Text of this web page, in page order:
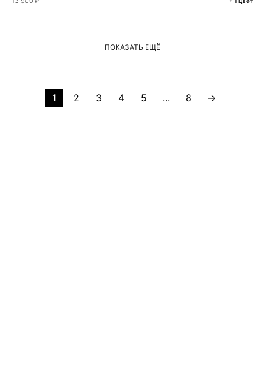
ПОКАЗАТЬ ЕЩЁ
1 2 3 4 5 ... 8 →